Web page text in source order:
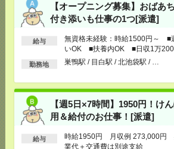
【オープニング募集】おばあ
付き添いも仕事の1つ[派遣]
給与
無資格未経験：時給1500円～ ■
いOK ■扶養内OK ■日収1万
以上
勤務地 巣鴨駅 / 目白駅 / 北池袋駅 / …
【週5日×7時間】1950円！け
用＆給付のお仕事！[派遣]
給与
時給1950円 月収例 273,000円
業代＋交通費は別途支給
[給 与]
時給1950円 月収例 273,000円 残業
＋交通費は別途支給
[交通費]全額支給
[月収例]25～30万円
茅場町駅から徒歩1分 / 水天宮前駅から
歩6分
完全在宅＊4名募集！時給1750円！
通知書の内容確認など事務[派遣]
[給 与]時給1750円＋交 【月収例】290,937円
～ ■給与の前払いが可能な速払いサービスあり